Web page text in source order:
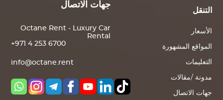
جهات الاتصال
Octane Rent - Luxury Car
Rental
+971 4 253 6700
info@octane.rent
التنقل
الأسعار
المواقع المشهورة
التعليمات
مدونة /مقالات
جهات الاتصال